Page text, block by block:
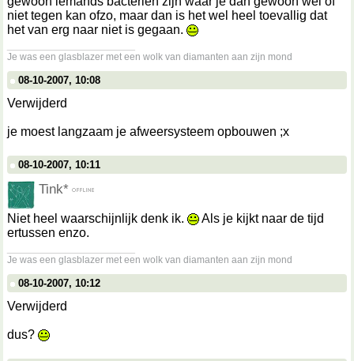
niet tegen kan ofzo, maar dan is het wel heel toevallig dat
het van erg naar niet is gegaan.
Je was een glasblazer met een wolk van diamanten aan zijn mond
08-10-2007, 10:08
Verwijderd
je moest langzaam je afweersysteem opbouwen ;x
08-10-2007, 10:11
Tink*
Niet heel waarschijnlijk denk ik.
Als je kijkt naar de tijd
ertussen enzo.
Je was een glasblazer met een wolk van diamanten aan zijn mond
08-10-2007, 10:12
Verwijderd
dus?